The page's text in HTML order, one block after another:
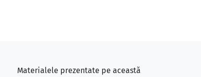
Materialele prezentate pe această